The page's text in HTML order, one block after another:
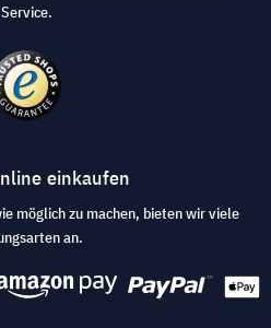
Service.
einkaufen
möglich zu machen, bieten wir viele
an.